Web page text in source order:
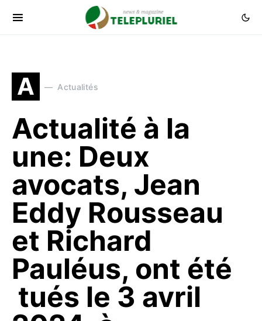
A Actualités
Actualité à la
une: Deux
avocats, Jean
Eddy Rousseau
et Richard
Pauléus, ont été
tués le 3 avril